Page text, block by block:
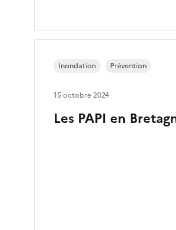
Les PAPI en
Inondation Prévention
15 octobre 2024